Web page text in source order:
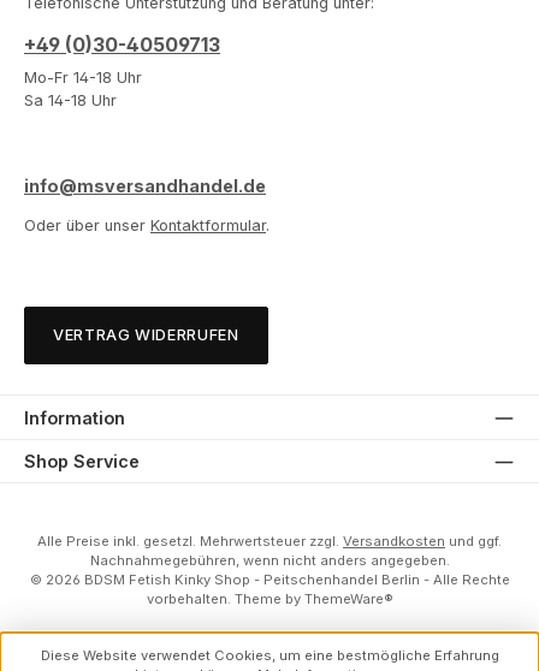
+49 (0)30-40509713
Mo-Fr 14-18 Uhr
Sa 14-18 Uhr
info@msversandhandel.de
Oder über unser Kontaktformular.
VERTRAG WIDERRUFEN
Information
Shop Service
Alle Preise inkl. gesetzl. Mehrwertsteuer zzgl. Versandkosten und ggf.
Nachnahmegebühren, wenn nicht anders angegeben.
© 2026 BDSM Fetish Kinky Shop - Peitschenhandel Berlin - Alle Rechte
vorbehalten. Theme by ThemeWare®
Diese Website verwendet Cookies, um eine bestmögliche Erfahrung